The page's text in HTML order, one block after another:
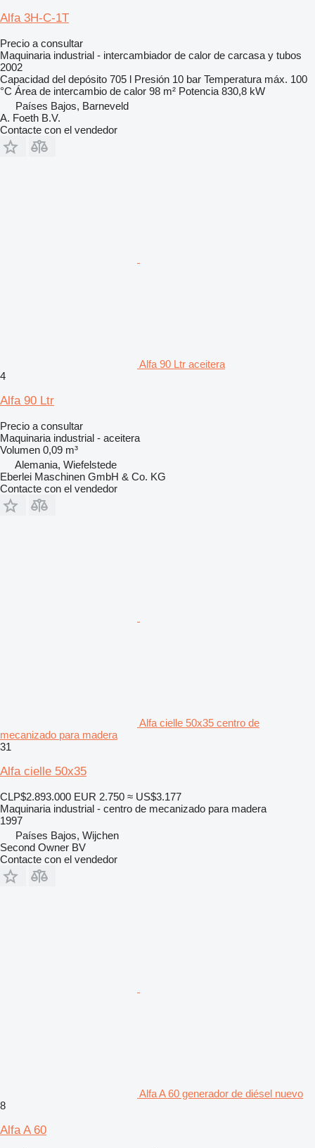
Alfa 3H-C-1T
Precio a consultar
Maquinaria industrial - intercambiador de calor de carcasa y tubos
2002
Capacidad del depósito 705 l Presión 10 bar Temperatura máx. 100
°C Área de intercambio de calor 98 m² Potencia 830,8 kW
Países Bajos, Barneveld
A. Foeth B.V.
Contacte con el vendedor
Alfa 90 Ltr aceitera
4
Alfa 90 Ltr
Precio a consultar
Maquinaria industrial - aceitera
Volumen 0,09 m³
Alemania, Wiefelstede
Eberlei Maschinen GmbH & Co. KG
Contacte con el vendedor
Alfa cielle 50x35 centro de
mecanizado para madera
31
Alfa cielle 50x35
CLP$2.893.000 EUR 2.750 ≈ US$3.177
Maquinaria industrial - centro de mecanizado para madera
1997
Países Bajos, Wijchen
Second Owner BV
Contacte con el vendedor
Alfa A 60 generador de diésel nuevo
8
Alfa A 60